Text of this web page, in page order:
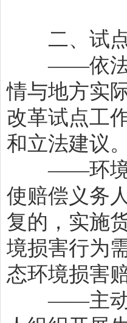
二、试点
——依法推
情与地方实
改革试点工
和立法建议。
——环境有
使赔偿义务
复的，实施
境损害行为
态环境损害
——主动磋